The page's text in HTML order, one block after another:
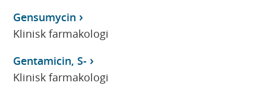
Gensumycin
Klinisk farmakologi
Gentamicin, S-
Klinisk farmakologi